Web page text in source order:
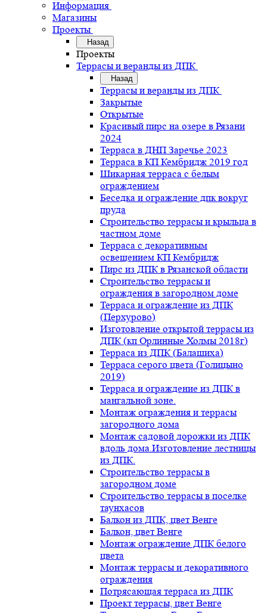
Информация
Магазины
Проекты
Назад
Проекты
Террасы и веранды из ДПК
Назад
Террасы и веранды из ДПК
Закрытые
Открытые
Красивый пирс на озере в Рязани
2024
Терраса в ДНП Заречье 2023
Терраса в КП Кембридж 2019 год
Шикарная терраса с белым
ограждением
Беседка и ограждение дпк вокруг
пруда
Строительство террасы и крыльца в
частном доме
Терраса с декоративным
освещением КП Кембридж
Пирс из ДПК в Рязанской области
Строительство террасы и
ограждения в загородном доме
Терраса и ограждение из ДПК
(Перхурово)
Изготовление открытой террасы из
ДПК (кп Орлинные Холмы 2018г)
Терраса из ДПК (Балашиха)
Терраса серого цвета (Голицыно
2019)
Терраса и ограждение из ДПК в
мангальной зоне.
Монтаж ограждения и террасы
загородного дома
Монтаж садовой дорожки из ДПК
вдоль дома.Изготовление лестницы
из ДПК.
Строительство террасы в
загородном доме
Строительство террасы в поселке
таунхасов
Балкон из ДПК, цвет Венге
Балкон, цвет Венге
Монтаж ограждение ДПК белого
цвета
Монтаж террасы и декоративного
ограждения
Потрясающая терраса из ДПК
Проект террасы, цвет Венге